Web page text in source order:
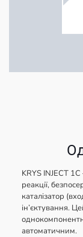
KRYS INJECT
реакції,
каталізатор
ін’єктування.
автоматичним.